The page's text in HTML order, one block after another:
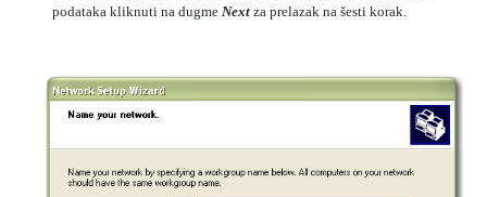
podataka kliknuti na dugme Next za prelazak na šesti korak.